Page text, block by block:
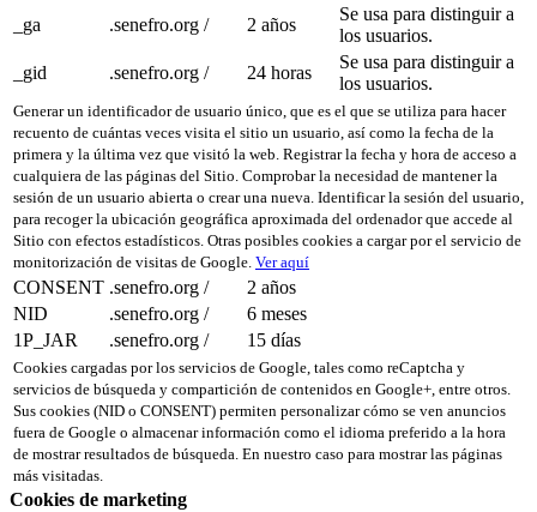
_ga
.senefro.org / 2 años
Se usa para distinguir a
los usuarios.
_gid
.senefro.org / 24 horas
Se usa para distinguir a
los usuarios.
Generar un identificador de usuario único, que es el que se utiliza para hacer
recuento de cuántas veces visita el sitio un usuario, así como la fecha de la
primera y la última vez que visitó la web. Registrar la fecha y hora de acceso a
cualquiera de las páginas del Sitio. Comprobar la necesidad de mantener la
sesión de un usuario abierta o crear una nueva. Identificar la sesión del usuario,
para recoger la ubicación geográfica aproximada del ordenador que accede al
Sitio con efectos estadísticos. Otras posibles cookies a cargar por el servicio de
monitorización de visitas de Google. Ver aquí
CONSENT .senefro.org /
2 años
NID
.senefro.org /
6 meses
1P_JAR
.senefro.org / 15 días
Cookies cargadas por los servicios de Google, tales como reCaptcha y
servicios de búsqueda y compartición de contenidos en Google+, entre otros.
Sus cookies (NID o CONSENT) permiten personalizar cómo se ven anuncios
fuera de Google o almacenar información como el idioma preferido a la hora
de mostrar resultados de búsqueda. En nuestro caso para mostrar las páginas
más visitadas.
Cookies de marketing